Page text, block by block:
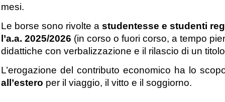
mesi.
Le borse sono rivolte astudentesse e studenti
l’a.a. 2025/2026 (in corso o fuori corso, a tempo
didattiche con verbalizzazione e il rilascio di un
L’erogazione del contributo economico ha lo
all’estero per il viaggio, il vitto e il soggiorno.